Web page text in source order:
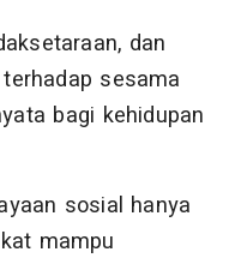
dan
sesama
bagi kehidupan
sosial hanya
mampu